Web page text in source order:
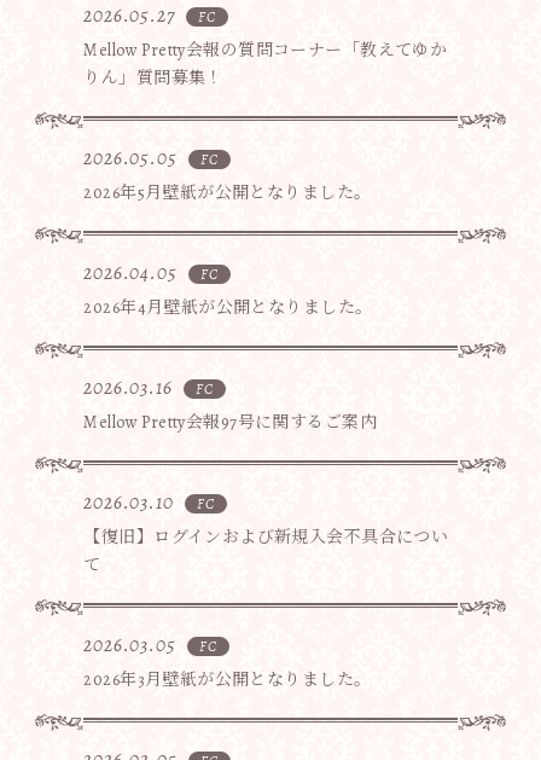
2026.05.27 FC
Mellow Pretty会報の質問コーナー「教えてゆか
りん」質問募集！
2026.05.05 FC
2026年5月壁紙が公開となりました。
2026.04.05 FC
2026年4月壁紙が公開となりました。
2026.03.16 FC
Mellow Pretty会報97号に関するご案内
2026.03.10 FC
【復旧】ログインおよび新規入会不具合につい
て
2026.03.05 FC
2026年3月壁紙が公開となりました。